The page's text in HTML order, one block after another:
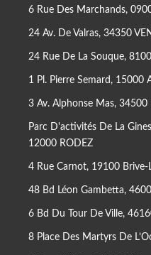
6 Rue Des Marchands,
24 Av. De Valras, 34350
24 Rue De La Souque,
1 Pl. Pierre Semard, 15000
3 Av. Alphonse Mas, 34500
Parc D'activités De La
12000 RODEZ
4 Rue Carnot, 19100 Brive-
48 Bd Léon Gambetta,
6 Bd Du Tour De Ville,
8 Place Des Martyrs De